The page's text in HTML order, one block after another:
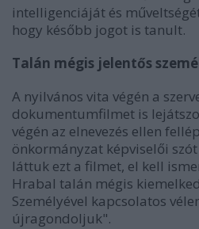
intelligenciáját és
hogy később jogot is tanult.
Talán mégis jelentős
A nyilvános vita végén a
dokumentumfilmet is
végén az elnevezés ellen
önkormányzat képviselői
láttuk ezt a filmet, el kell
Hrabal talán mégis
Személyével kapcsolatos
újragondoljuk".